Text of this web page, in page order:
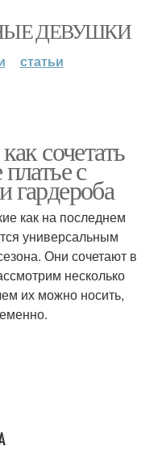
ДЕВУШКИ
статьи
сочетать
с
гардероба
как на последнем
универсальным
Они сочетают в
несколько
их можно носить,